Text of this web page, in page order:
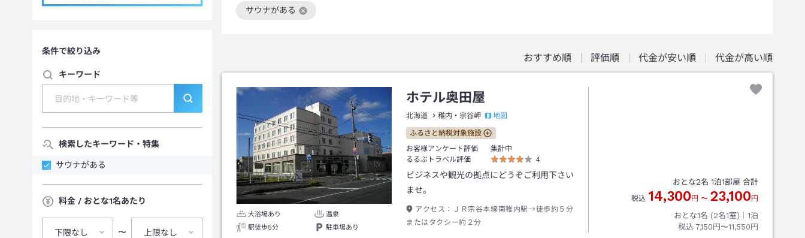
条件で絞り込み
キーワード
検索したキーワード・特集
サウナがある
料金 / おとな1名あたり
下限なし 〜 上限なし
サウナがある
この絞り込み条件を解除
おすすめ順 評価順 代金が安い順 代金が高い順
大浴場あり
温泉
駅徒歩5分
駐車場あり
ホテル奥田屋
北海道 稚内・宗谷岬 地図
ふるさと納税対象施設
お客様アンケート評価
集計中
るるぶトラベル評価
4
ビジネスや観光の拠点にどうぞご利用下さい
ませ。
アクセス：
ＪＲ宗谷本線南稚内駅→徒歩約５分
またはタクシー約２分
おとな2名 1泊1部屋 合計
税込 14,300 円 〜 23,100 円
おとな1名 (2名1室)｜ 1泊
税込 7,150円〜11,550円